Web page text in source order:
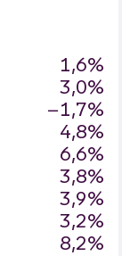
1,6%
3,0%
−1,7%
4,8%
6,6%
3,8%
3,9%
3,2%
8,2%